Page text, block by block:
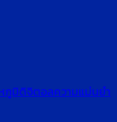
ภูมิดิจิตอลความแม่นยำ